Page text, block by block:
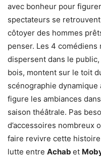
avec bonheur pour
spectateurs se
côtoyer des hommes
penser. Les 4
dispersent dans le public,
bois, montent sur le toit
scénographie
figure les ambiances
saison théâtrale. Pas
d’accessoires nombreux
faire revivre cette
lutte entre Achab et